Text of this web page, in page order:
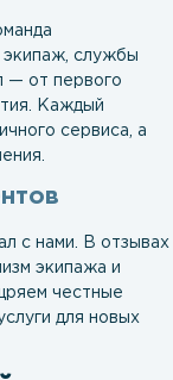
экипаж, службы
— от первого
Каждый
сервиса, а
с нами. В отзывах
экипажа и
честные
для новых